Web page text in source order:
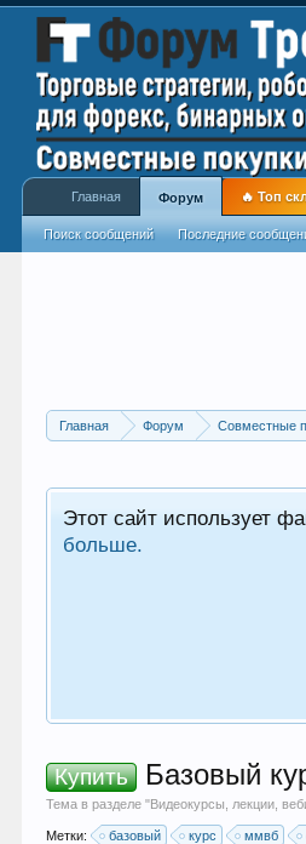
Главная Форум Совместные
Этот сайт использует
больше.
Купить Базовый
Тема в разделе "Видеокурсы, лекции,
Метки: базовый курс ммвб
Главная Форум
Поиск сообщений Последние
🔥 Топ